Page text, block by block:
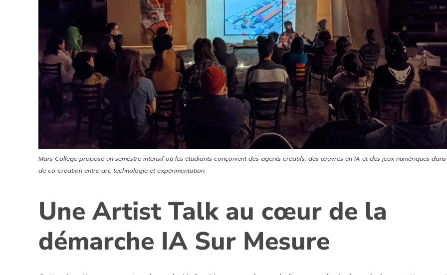
Mars College propose un semestre intensif où les étudiants conçoivent des agents créatifs, des œuvres en IA et des jeux numériques
de co-création entre art, technologie et expérimentation.
Une Artist Talk au cœur de la
démarche IA Sur Mesure